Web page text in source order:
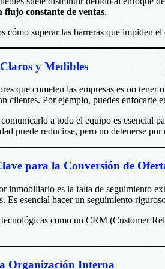
flujo constante de ventas.
cómo superar las barreras que impiden
y Medibles
que cometen las empresas es no tener
clientes. Por ejemplo, puedes enfocarte
a todo el equipo es esencial
puede reducirse, pero no detenerse por
para la Conversión de
inmobiliario es la falta de seguimiento
Es esencial hacer un seguimiento
como un CRM (Customer
Organización Interna